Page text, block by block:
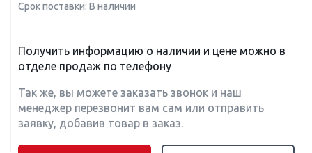
Срок поставки: В наличии
Получить информацию о наличии и цене можно в
отделе продаж по телефону
Так же, вы можете заказать звонок и наш
менеджер перезвонит вам сам или отправить
заявку, добавив товар в заказ.